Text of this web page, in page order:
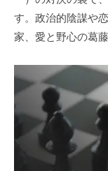
す。政治的陰謀や
家、愛と野心の葛